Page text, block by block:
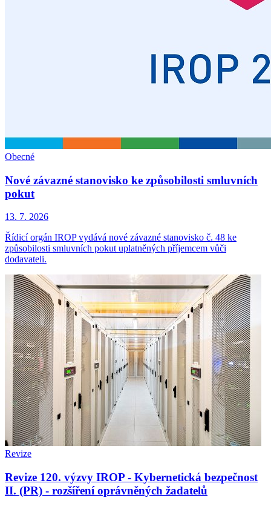
Obecné
Nové závazné stanovisko ke způsobilosti smluvních
pokut
13. 7. 2026
Řídicí orgán IROP vydává nové závazné stanovisko č. 48 ke
způsobilosti smluvních pokut uplatněných příjemcem vůči
dodavateli.
Revize
Revize 120. výzvy IROP - Kybernetická bezpečnost
II. (PR) - rozšíření oprávněných žadatelů